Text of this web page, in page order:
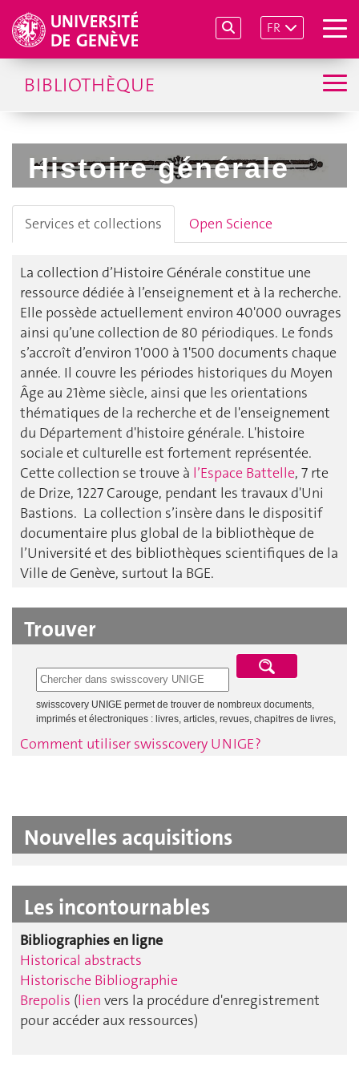
FR
BIBLIOTHÈQUE
Histoire générale
Services et collections Open Science
La collection d’Histoire Générale constitue une
ressource dédiée à l’enseignement et à la recherche.
Elle possède actuellement environ 40'000 ouvrages
ainsi qu’une collection de 80 périodiques. Le fonds
s’accroît d’environ 1'000 à 1'500 documents chaque
année. Il couvre les périodes historiques du Moyen
Âge au 21ème siècle, ainsi que les orientations
thématiques de la recherche et de l'enseignement
du Département d'histoire générale. L'histoire
sociale et culturelle est fortement représentée.
Cette collection se trouve à l’Espace Battelle, 7 rte
de Drize, 1227 Carouge, pendant les travaux d'Uni
Bastions. La collection s’insère dans le dispositif
documentaire plus global de la bibliothèque de
l’Université et des bibliothèques scientifiques de la
Ville de Genève, surtout la BGE.
Trouver
Comment utiliser swisscovery UNIGE ?
Nouvelles acquisitions
Les incontournables
Bibliographies en ligne
Historical abstracts
Historische Bibliographie
Brepolis (lien vers la procédure d'enregistrement
pour accéder aux ressources)